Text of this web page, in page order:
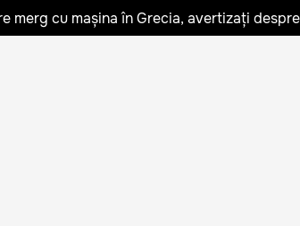
merg cu mașina în Grecia, avertizați